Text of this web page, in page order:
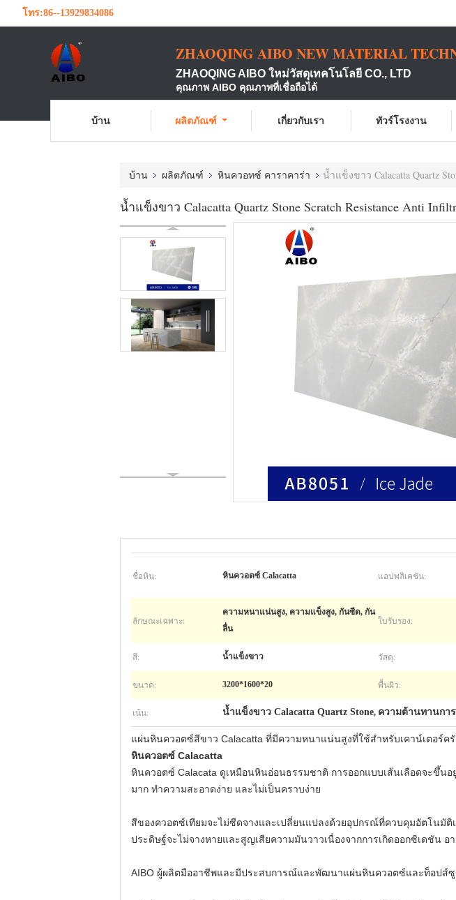
โทร:86--13929834086
ZHAOQING AIBO NEW MATERIAL
ZHAOQING AIBO ใหม่วัสดุเทคโนโลยี CO., LTD
คุณภาพ AIBO คุณภาพที่เชื่อถือได้
บ้าน ผลิตภัณฑ์ เกี่ยวกับเรา ทัวร์โรงงาน
บ้าน ผลิตภัณฑ์ หินควอทซ์ คาราคาร่า น้ำแข็งขาว Calacatta Quartz
น้ำแข็งขาว Calacatta Quartz Stone Scratch Resistance Anti
ชื่อหิน: หินควอตซ์ Calacatta แอปพลิเคชัน:
ลักษณะเฉพาะ:
ความหนาแน่นสูง, ความแข็งสูง, กันซีด, กัน
ลื่น
ใบรับรอง:
สี: น้ำแข็งขาว วัสดุ:
ขนาด: 3200*1600*20 พื้นผิว:
เน้น: น้ำแข็งขาว Calacatta Quartz Stone, ความต้านทานกา
แผ่นหินควอตซ์สีขาว Calacatta ที่มีความหนาแน่นสูงที่ใช้สำหรับเคาน์เตอร์ครั
หินควอตซ์ Calacatta
หินควอตซ์ Calacata ดูเหมือนหินอ่อนธรรมชาติ การออกแบบเส้นเลือดจะขึ้
มาก ทำความสะอาดง่าย และไม่เป็นคราบง่าย
สีของควอตซ์เทียมจะไม่ซีดจางและเปลี่ยนแปลงด้วยอุปกรณ์ที่ควบคุมอัตโนมั
ประดิษฐ์จะไม่จางหายและสูญเสียความมันวาวเนื่องจากการเกิดออกซิเดชัน
AIBO ผู้ผลิตมืออาชีพและมีประสบการณ์และพัฒนาแผ่นหินควอตซ์และท็อปส์ซู